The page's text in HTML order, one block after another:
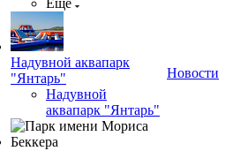
Ещё
Надувной аквапарк
"Янтарь"
Надувной
аквапарк "Янтарь"
Новости